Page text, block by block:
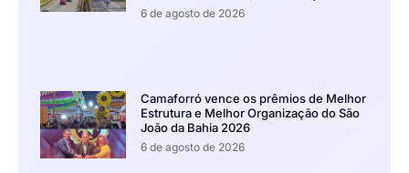
6 de agosto de 2026
Camaforró vence os prêmios de Melhor
Estrutura e Melhor Organização do São
João da Bahia 2026
6 de agosto de 2026